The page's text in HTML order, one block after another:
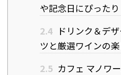
や記念日にぴったり
2.4 ドリンク＆デ
ツと厳選ワインの
2.5 カフェ マノワ